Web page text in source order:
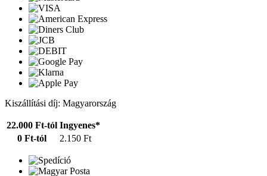
Kiszállítási díj: Magyarország
22.000 Ft-tól Ingyenes*
0 Ft-tól
2.150 Ft